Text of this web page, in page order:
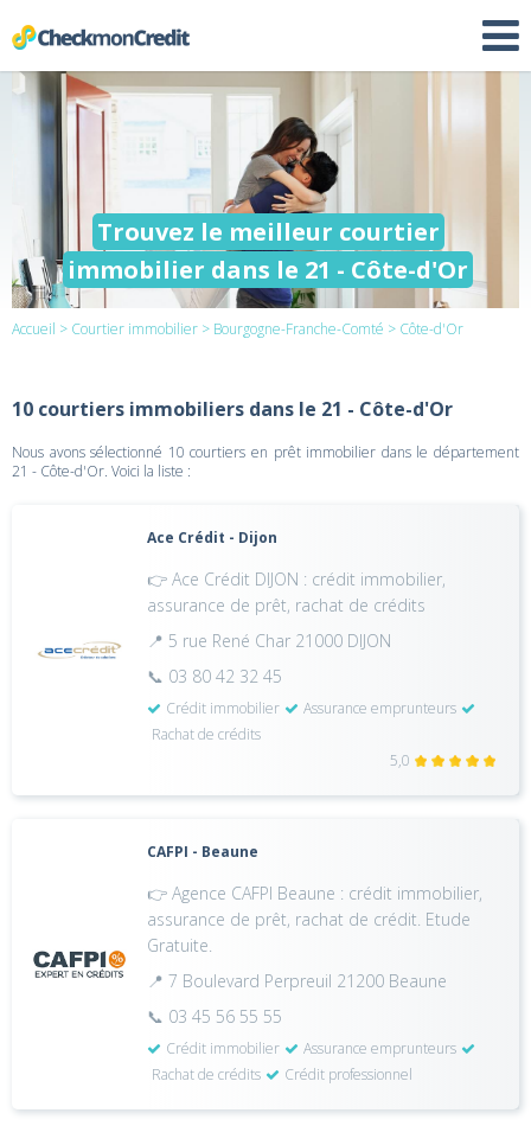
Trouvez le meilleur courtier
immobilier dans le 21 - Côte-d'Or
Accueil > Courtier immobilier > Bourgogne-Franche-Comté > Côte-d'Or
10 courtiers immobiliers dans le 21 - Côte-d'Or
Nous avons sélectionné 10 courtiers en prêt immobilier dans le département
21 - Côte-d'Or. Voici la liste :
Ace Crédit - Dijon
👉 Ace Crédit DIJON : crédit immobilier,
assurance de prêt, rachat de crédits
📍 5 rue René Char 21000 DIJON
📞 03 80 42 32 45
Crédit immobilier
Assurance emprunteurs
Rachat de crédits
5,0
CAFPI - Beaune
👉 Agence CAFPI Beaune : crédit immobilier,
assurance de prêt, rachat de crédit. Etude
Gratuite.
📍 7 Boulevard Perpreuil 21200 Beaune
📞 03 45 56 55 55
Crédit immobilier
Assurance emprunteurs
Rachat de crédits
Crédit professionnel